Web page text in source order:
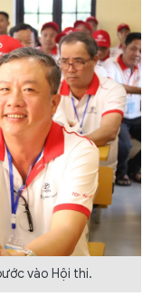
vào Hội thi.